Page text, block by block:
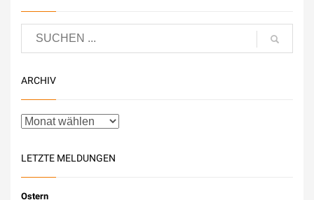
ARCHIV
LETZTE MELDUNGEN
Ostern